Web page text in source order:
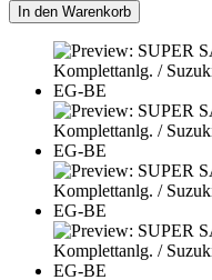
In den Warenkorb